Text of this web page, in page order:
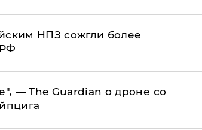
НПЗ сожгли более
— The Guardian о дроне со